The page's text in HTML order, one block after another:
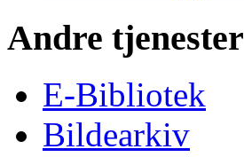
Andre tjenester
E-Bibliotek
Bildearkiv